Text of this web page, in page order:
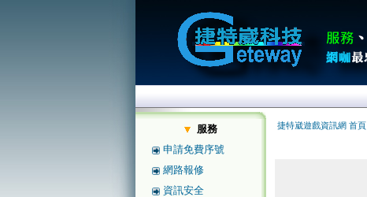
服務
申請免費序號
網路報修
資訊安全
捷特崴遊戲資訊網 首頁